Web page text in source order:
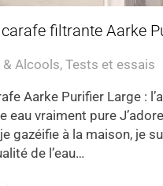
filtrante Aarke
Alcools, Tests et essais
Aarke Purifier Large :
eau vraiment pure
gazéifie à la maison, je
de l’eau…